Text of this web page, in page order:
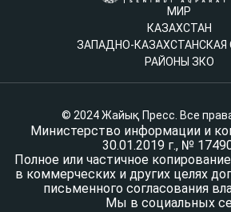
МИР
КАЗАХСТАН
ЗАПАДНО-КАЗАХСТАНСКАЯ
РАЙОНЫ ЗКО
© 2024 Жайық Пресс. Все
Министерство информации и
30.01.2019 г., №
Полное или частичное
в коммерческих и других целях
письменного согласования
Мы в социальных